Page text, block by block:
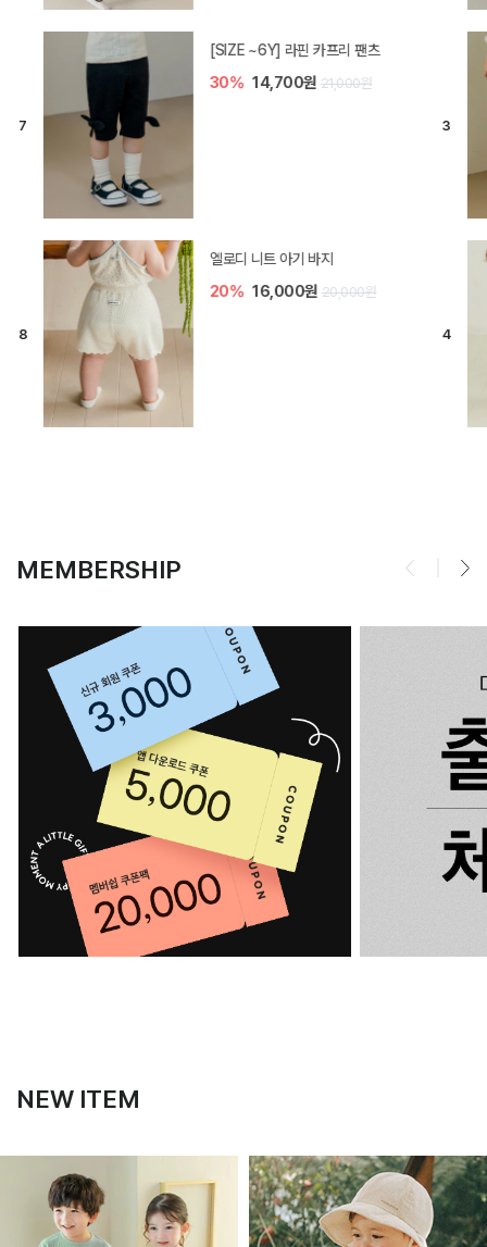
[SIZE ~6Y] 라핀 카프리 팬츠
30% 14,700원 21,000원
엘로디 니트 아기 바지
20% 16,000원 20,000원
MEMBERSHIP
NEW ITEM